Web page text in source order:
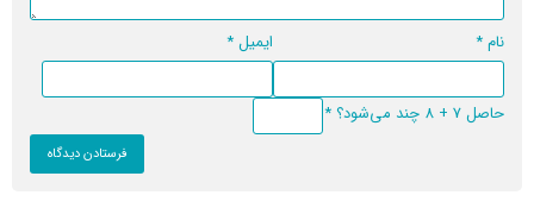
نام* ایمیل*
حاصل 7 + 8 چند می‌شود؟ *